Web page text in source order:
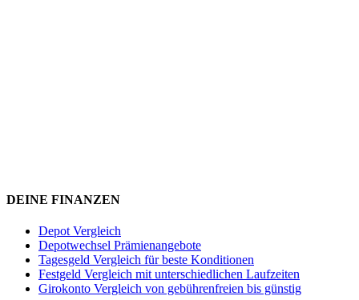
DEINE FINANZEN
Depot Vergleich
Depotwechsel Prämienangebote
Tagesgeld Vergleich für beste Konditionen
Festgeld Vergleich mit unterschiedlichen Laufzeiten
Girokonto Vergleich von gebührenfreien bis günstig